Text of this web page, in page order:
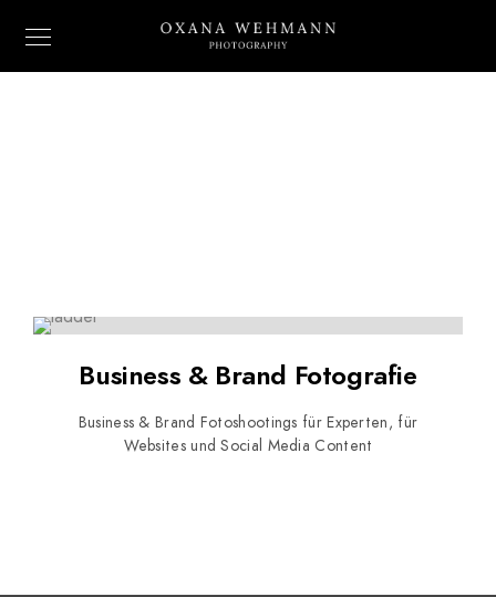
Business & Brand Fotografie
Business & Brand Fotoshootings für Experten, für
Websites und Social Media Content